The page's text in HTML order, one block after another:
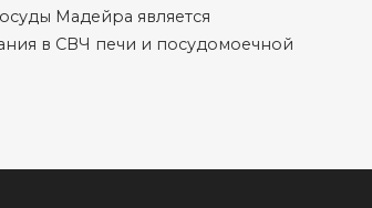
Мадейра является
в СВЧ печи и посудомоечной